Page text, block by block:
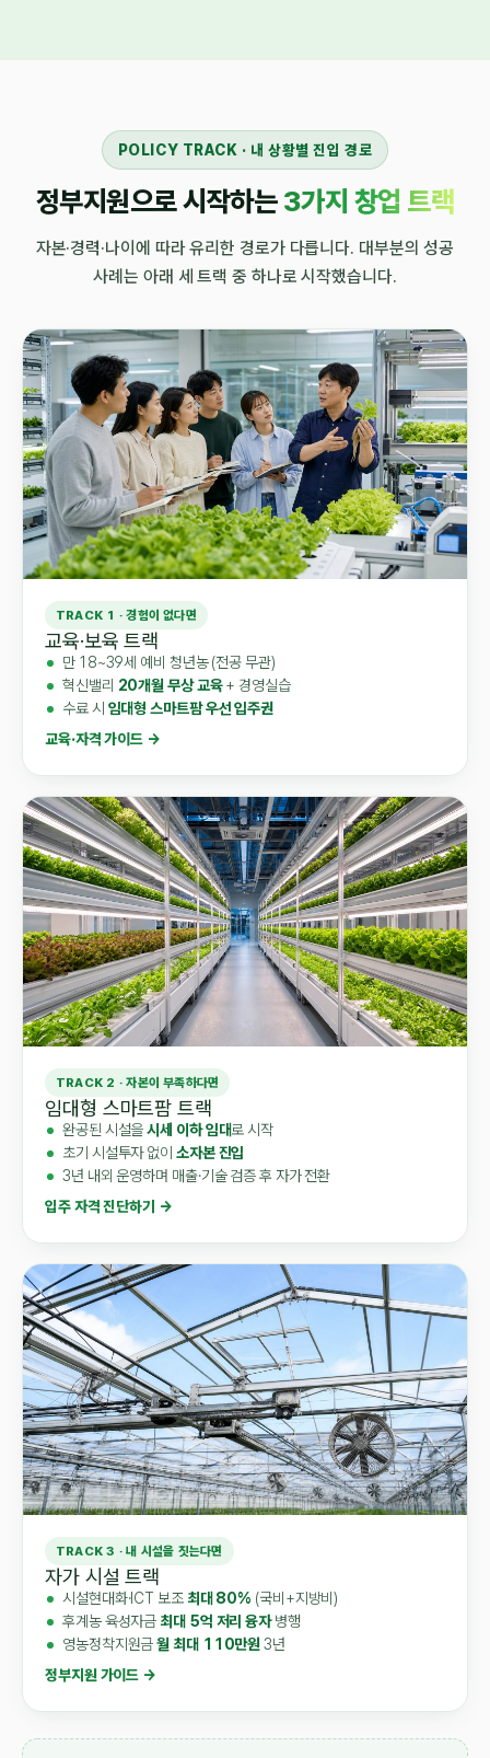
POLICY TRACK · 내 상황별 진입 경로
정부지원으로 시작하는 3가지 창업 트랙
자본·경력·나이에 따라 유리한 경로가 다릅니다. 대부분의 성공
사례는 아래 세 트랙 중 하나로 시작했습니다.
TRACK 1 · 경험이 없다면
교육·보육 트랙
만 18~39세 예비 청년농 (전공 무관)
혁신밸리 20개월 무상 교육+ 경영실습
수료 시 임대형 스마트팜 우선 입주권
교육·자격 가이드 →
TRACK 2 · 자본이 부족하다면
임대형 스마트팜 트랙
완공된 시설을시세 이하 임대로 시작
초기 시설투자 없이 소자본 진입
3년 내외 운영하며 매출·기술 검증 후 자가 전환
입주 자격 진단하기 →
TRACK 3 · 내 시설을 짓는다면
자가 시설 트랙
시설현대화·ICT 보조 최대 80% (국비+지방비)
후계농 육성자금 최대 5억 저리 융자병행
영농정착지원금월 최대 110만원 3년
정부지원 가이드 →